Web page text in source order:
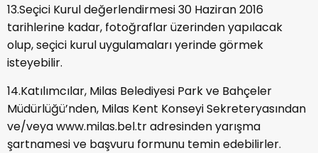
13.Seçici Kurul değerlendirmesi 30 Haziran 2016
tarihlerine kadar, fotoğraflar üzerinden yapılacak
olup, seçici kurul uygulamaları yerinde görmek
isteyebilir.
14.Katılımcılar, Milas Belediyesi Park ve Bahçeler
Müdürlüğü’nden, Milas Kent Konseyi Sekreteryasından
ve/veya www.milas.bel.tr adresinden yarışma
şartnamesi ve başvuru formunu temin edebilirler.